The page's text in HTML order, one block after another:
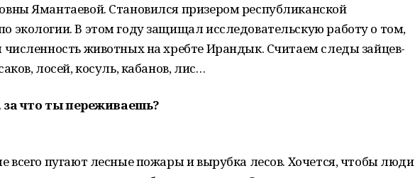
Ямантаевой. Становился призером республиканской
экологии. В этом году защищал исследовательскую работу о том,
численность животных на хребте Ирандык. Считаем следы зайцев-
лосей, косуль, кабанов, лис…
за что ты переживаешь?
всего пугают лесные пожары и вырубка лесов. Хочется, чтобы люди